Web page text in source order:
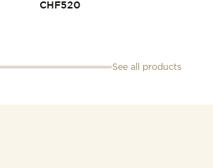
CHF520
See all products